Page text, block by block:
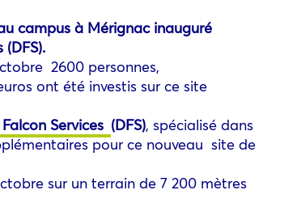
campus à Mérignac inauguré
2600 personnes,
ont été investis sur ce site
Services (DFS), spécialisé dans
pour ce nouveau site de
sur un terrain de 7 200 mètres